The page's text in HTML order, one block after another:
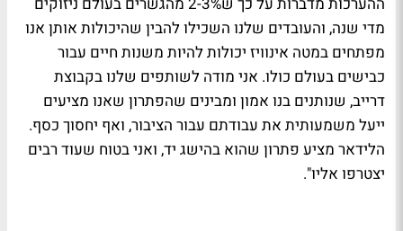
מדי שנה, והעובדים שלנו השכילו להבין שהיכולות אותן אנו
מפתחים במטה אינוויז יכולות להיות משנות חיים עבור
כבישים בעולם כולו. אני מודה לשותפים שלנו בקבוצת
דרייב, שנותנים בנו אמון ומבינים שהפתרון שאנו מציעים
ייעל משמעותית את עבודתם עבור הציבור, ואף יחסוך כסף.
הלידאר מציע פתרון שהוא בהישג יד, ואני בטוח שעוד רבים
יצטרפו אליו".